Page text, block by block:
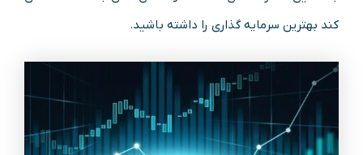
کند بهترین سرمایه گذاری را داشته باشید.